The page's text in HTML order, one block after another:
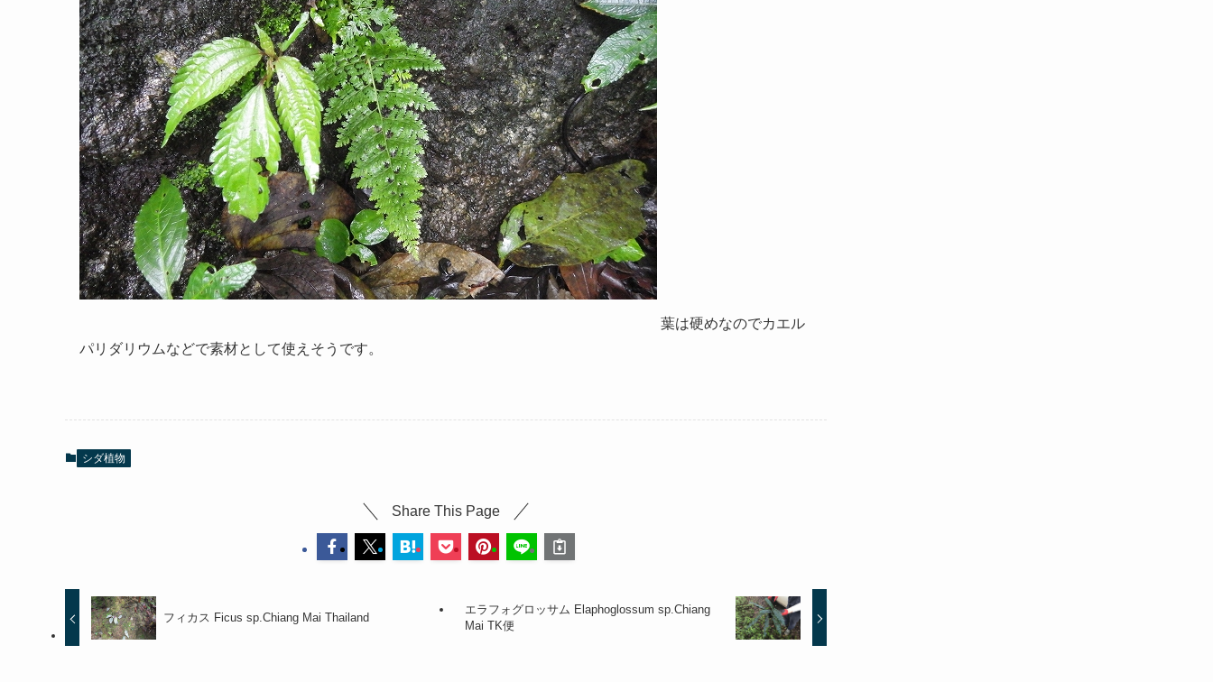
葉は硬めなのでカエル
パリダリウムなどで素材として使えそうです。
シダ植物
Share This Page
フィカス Ficus sp.Chiang Mai Thailand
エラフォグロッサム Elaphoglossum sp.Chiang
Mai TK便